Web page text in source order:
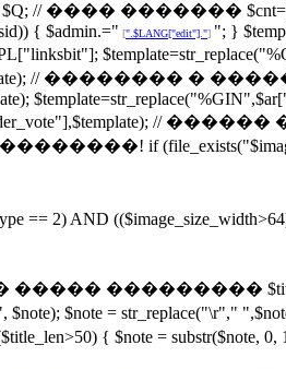
$Q; // ���� �������
{ $admin.=" [".$LANG["edit"]."] "; }
// �������� �
{
== 2) AND
��������� $title_len
$note); $note =
= substr($note, 0, 100);